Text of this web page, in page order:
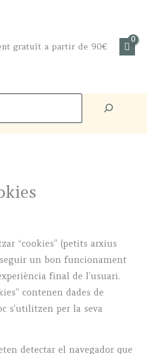
gratuït a partir de 90€
“cookies” (petits arxius
un bon funcionament
final de l’usuari.
contenen dades de
s’utilitzen per la seva
detectar el navegador que